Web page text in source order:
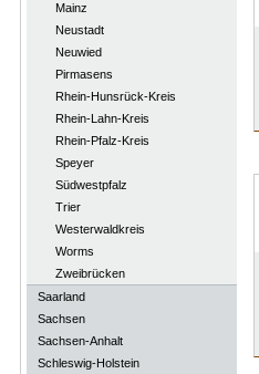
Mainz
Neustadt
Neuwied
Pirmasens
Rhein-Hunsrück-Kreis
Rhein-Lahn-Kreis
Rhein-Pfalz-Kreis
Speyer
Südwestpfalz
Trier
Westerwaldkreis
Worms
Zweibrücken
Saarland
Sachsen
Sachsen-Anhalt
Schleswig-Holstein